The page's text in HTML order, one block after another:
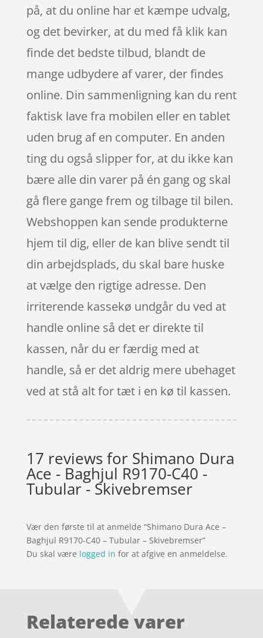
på, at du online har et kæmpe udvalg,
og det bevirker, at du med få klik kan
finde det bedste tilbud, blandt de
mange udbydere af varer, der findes
online. Din sammenligning kan du rent
faktisk lave fra mobilen eller en tablet
uden brug af en computer. En anden
ting du også slipper for, at du ikke kan
bære alle din varer på én gang og skal
gå flere gange frem og tilbage til bilen.
Webshoppen kan sende produkterne
hjem til dig, eller de kan blive sendt til
din arbejdsplads, du skal bare huske
at vælge den rigtige adresse. Den
irriterende kassekø undgår du ved at
handle online så det er direkte til
kassen, når du er færdig med at
handle, så er det aldrig mere ubehaget
ved at stå alt for tæt i en kø til kassen.
17 reviews for Shimano Dura
Ace - Baghjul R9170-C40 -
Tubular - Skivebremser
Vær den første til at anmelde “Shimano Dura Ace –
Baghjul R9170-C40 – Tubular – Skivebremser”
Du skal være logged in for at afgive en anmeldelse.
Relaterede varer